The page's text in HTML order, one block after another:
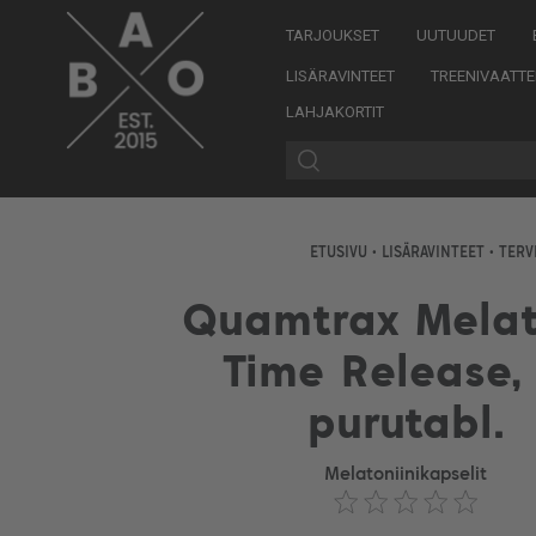
TARJOUKSET UUTUUDET
LISÄRAVINTEET
LAHJAKORTIT
ETUSIVU • LISÄRAVINTEET •
Quamtrax
Time Release,
purutabl.
Melatoniinikapselit